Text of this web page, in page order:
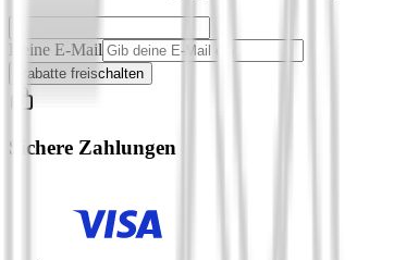
Deine E-Mail
Rabatte freischalten
Sichere Zahlungen